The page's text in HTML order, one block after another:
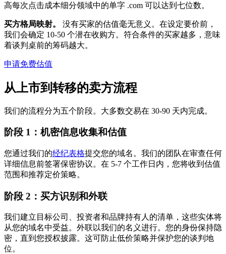
高每次点击成本细分领域中的单字 .com 可以达到七位数。
买方格局映射。
没有买家的估值毫无意义。在设定要价前，
我们会确定 10-50 个潜在收购方。符合条件的买家越多，意味
着谈判桌前的筹码越大。
申请免费估值
从上市到转移的卖方流程
我们的流程分为五个阶段。大多数交易在 30-90 天内完成。
阶段 1：机密信息收集和估值
您通过我们的经纪表格提交您的域名。我们的团队在审查任何
详细信息前签署保密协议。在 5-7 个工作日内，您将收到估值
范围和推荐定价策略。
阶段 2：买方识别和外联
我们建立目标公司、投资者和品牌持有人的清单，这些实体将
从您的域名中受益。外联以我们的名义进行。您的身份保持隐
密，直到您授权披露。这可防止低价策略并保护您的谈判地
位。